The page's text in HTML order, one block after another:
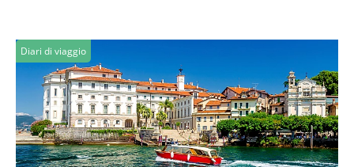
Diari di viaggio